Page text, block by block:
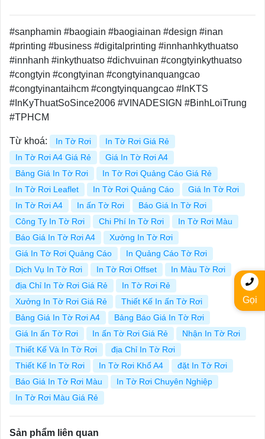
#sanphamin #baogiain #baogiainan #design #inan
#printing #business #digitalprinting #innhanhkythuatso
#innhanh #inkythuatso #dichvuinan #congtyinkythuatso
#congtyin #congtyinan #congtyinanquangcao
#congtyinantaihcm #congtyinquangcao #InKTS
#InKyThuatSoSince2006 #VINADESIGN #BinhLoiTrung
#TPHCM
Từ khoá: In Tờ Rơi
In Tờ Rơi Giá Rẻ
In Tờ Rơi A4 Giá Rẻ
Giá In Tờ Rơi A4
Bảng Giá In Tờ Rơi
In Tờ Rơi Quảng Cáo Giá Rẻ
In Tờ Rơi Leaflet
In Tờ Rơi Quảng Cáo
Giá In Tờ Rơi
In Tờ Rơi A4
In ấn Tờ Rơi
Báo Giá In Tờ Rơi
Công Ty In Tờ Rơi
Chi Phí In Tờ Rơi
In Tờ Rơi Màu
Báo Giá In Tờ Rơi A4
Xưởng In Tờ Rơi
Giá In Tờ Rơi Quảng Cáo
In Quảng Cáo Tờ Rơi
Dịch Vụ In Tờ Rơi
In Tờ Rơi Offset
In Màu Tờ Rơi
địa Chỉ In Tờ Rơi Giá Rẻ
In Tờ Rơi Rẻ
Xưởng In Tờ Rơi Giá Rẻ
Thiết Kế In ấn Tờ Rơi
Bảng Giá In Tờ Rơi A4
Bảng Báo Giá In Tờ Rơi
Giá In ấn Tờ Rơi
In ấn Tờ Rơi Giá Rẻ
Nhận In Tờ Rơi
Thiết Kế Và In Tờ Rơi
địa Chỉ In Tờ Rơi
Thiết Kế In Tờ Rơi
In Tờ Rơi Khổ A4
đặt In Tờ Rơi
Báo Giá In Tờ Rơi Màu
In Tờ Rơi Chuyên Nghiệp
In Tờ Rơi Màu Giá Rẻ
Sản phẩm liên quan
Gọi